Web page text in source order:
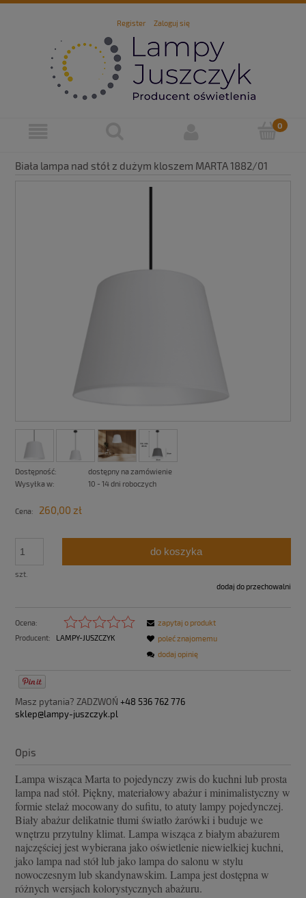
Register Zaloguj się
Biała lampa nad stół z dużym kloszem MARTA 1882/01
Dostępność:
dostępny na zamówienie
Wysyłka w:
10 - 14 dni roboczych
Cena: 260,00 zł
szt.
do koszyka
dodaj do przechowalni
Ocena:
Producent:
LAMPY-JUSZCZYK
zapytaj o produkt
poleć znajomemu
dodaj opinię
Masz pytania? ZADZWOŃ +48 536 762 776
sklep@lampy-juszczyk.pl
Opis
Lampa wisząca Marta to pojedynczy zwis do kuchni lub prosta
lampa nad stół. Piękny, materiałowy abażur i minimalistyczny w
formie stelaż mocowany do sufitu, to atuty lampy pojedynczej.
Biały abażur delikatnie tłumi światło żarówki i buduje we
wnętrzu przytulny klimat. Lampa wisząca z białym abażurem
najczęściej jest wybierana jako oświetlenie niewielkiej kuchni,
jako lampa nad stół lub jako lampa do salonu w stylu
nowoczesnym lub skandynawskim. Lampa jest dostępna w
różnych wersjach kolorystycznych abażuru.